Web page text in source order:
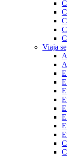
Viaja